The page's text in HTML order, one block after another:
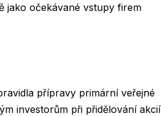
jako očekávané vstupy firem
přípravy primární veřejné
investorům při přidělování akcií